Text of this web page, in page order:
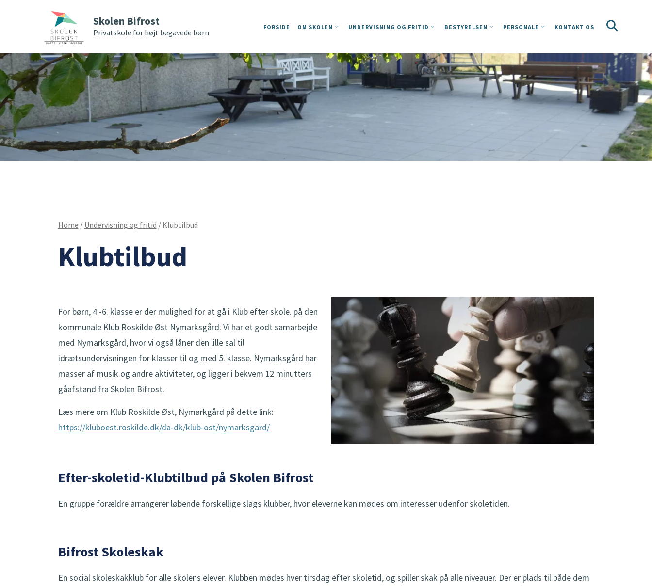
Skolen Bifrost
Privatskole for højt begavede børn
FORSIDE OM SKOLEN UNDERVISNING OG FRITID BESTYRELSEN PERSONALE KONTAKT OS
Home / Undervisning og fritid / Klubtilbud
Klubtilbud
For børn, 4.-6. klasse er der mulighed for at gå i Klub efter skole. på den
kommunale Klub Roskilde Øst Nymarksgård. Vi har et godt samarbejde
med Nymarksgård, hvor vi også låner den lille sal til
idrætsundervisningen for klasser til og med 5. klasse. Nymarksgård har
masser af musik og andre aktiviteter, og ligger i bekvem 12 minutters
gåafstand fra Skolen Bifrost.
Læs mere om Klub Roskilde Øst, Nymarkgård på dette link:
https://kluboest.roskilde.dk/da-dk/klub-ost/nymarksgard/
Efter-skoletid-Klubtilbud på Skolen Bifrost
En gruppe forældre arrangerer løbende forskellige slags klubber, hvor eleverne kan mødes om interesser udenfor skoletiden.
Bifrost Skoleskak
En social skoleskakklub for alle skolens elever. Klubben mødes hver tirsdag efter skoletid, og spiller skak på alle niveauer. Der er plads til både dem